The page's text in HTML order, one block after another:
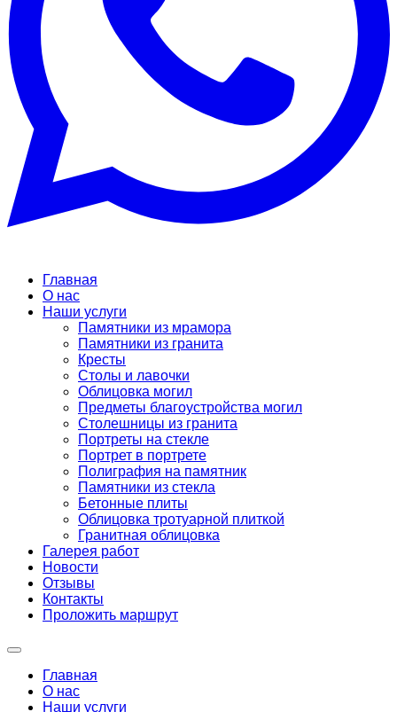
Главная
О нас
Наши услуги
Памятники из мрамора
Памятники из гранита
Кресты
Столы и лавочки
Облицовка могил
Предметы благоустройства могил
Столешницы из гранита
Портреты на стекле
Портрет в портрете
Полиграфия на памятник
Памятники из стекла
Бетонные плиты
Облицовка тротуарной плиткой
Гранитная облицовка
Галерея работ
Новости
Отзывы
Контакты
Проложить маршрут
Главная
О нас
Наши услуги